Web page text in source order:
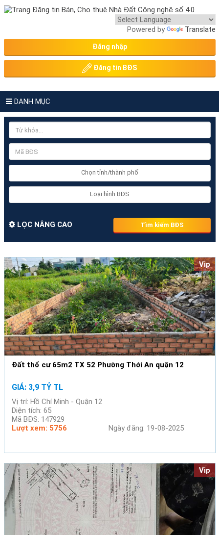
Powered by Translate
Đăng nhập
Đăng tin BĐS
DANH MỤC
Chọn tỉnh/thành phố
Loại hình BĐS
LỌC NÂNG CAO Tìm kiếm BĐS
Vip
Đất thổ cư 65m2 TX 52 Phường Thới An quận 12
GIÁ: 3,9 TỶ TL
Vị trí: Hồ Chí Minh - Quận 12
Diện tích: 65
Mã BĐS: 147929
Lượt xem: 5756
Ngày đăng: 19-08-2025
Vip